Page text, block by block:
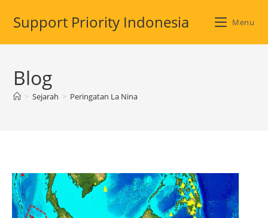
Support Priority Indonesia Menu
Blog
> Sejarah > Peringatan La Nina